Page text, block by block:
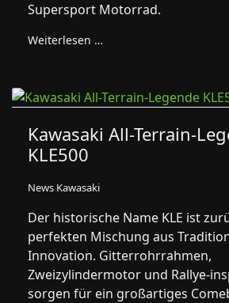
Supersport Motorrad.
Weiterlesen …
Kawasaki All-Terrain-
KLE500
News Kawasaki
Der historische Name KLE ist
perfekten Mischung aus
Innovation. Gitterrohrrahmen,
Zweizylindermotor und Rallye-
sorgen für ein großartiges